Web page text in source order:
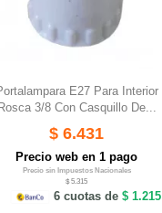
E27 Para Interior
3/8 Con Casquillo De...
$ 6.431
Precio web en 1 pago
Precio sin Impuestos Nacionales
$ 5.315
6 cuotas de$ 1.215